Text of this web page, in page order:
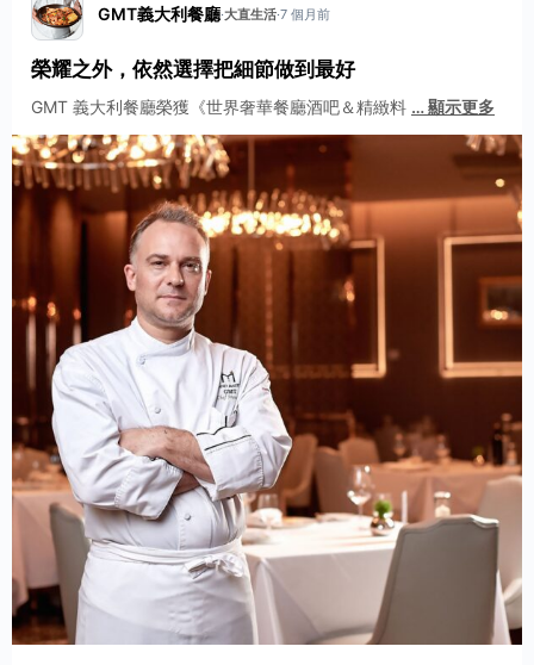
GMT義大利餐廳·大直生活·7 個月前
榮耀之外，依然選擇把細節做到最好
GMT 義大利餐廳榮獲《世界奢華餐廳酒吧＆精緻料 …顯示更多